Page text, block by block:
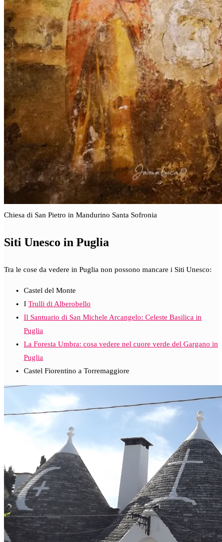
Chiesa di San Pietro in Mandurino Santa Sofronia
Siti Unesco in Puglia
Tra le cose da vedere in Puglia non possono mancare i Siti Unesco:
Castel del Monte
I Trulli di Alberobello
Il Santuario di San Michele Arcangelo: Celeste Basilica in
Puglia
La Foresta Umbra: cosa vedere nel cuore verde del Gargano in
Puglia
Castel Fiorentino a Torremaggiore